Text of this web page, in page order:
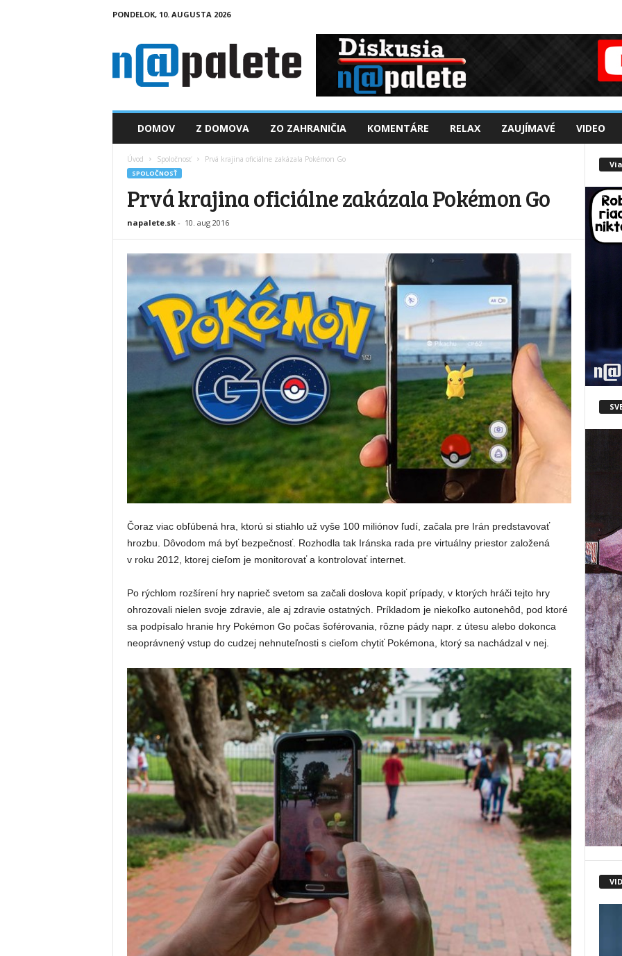
PONDELOK, 10. AUGUSTA 2026
a
DOMOV Z DOMOVA ZO ZAHRANIČIA KOMENTÁRE RELAX ZAUJÍMAVÉ VIDEO
Úvod Spoločnosť Prvá krajina oficiálne zakázala Pokémon Go
SPOLOČNOSŤ
Prvá krajina oficiálne zakázala Pokémon Go
napalete.sk- 10. aug 2016
Čoraz viac obľúbená hra, ktorú si stiahlo už vyše 100 miliónov ľudí, začala pre Irán predstavovať
hrozbu. Dôvodom má byť bezpečnosť. Rozhodla tak Iránska rada pre virtuálny priestor založená
v roku 2012, ktorej cieľom je monitorovať a kontrolovať internet.
Po rýchlom rozšírení hry naprieč svetom sa začali doslova kopiť prípady, v ktorých hráči tejto hry
ohrozovali nielen svoje zdravie, ale aj zdravie ostatných. Príkladom je niekoľko autonehôd, pod ktoré
sa podpísalo hranie hry Pokémon Go počas šoférovania, rôzne pády napr. z útesu alebo dokonca
neoprávnený vstup do cudzej nehnuteľnosti s cieľom chytiť Pokémona, ktorý sa nachádzal v nej.